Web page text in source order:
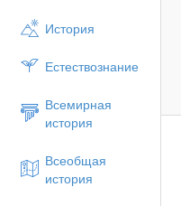
История
Естествознание
Всемирная
история
Всеобщая
история